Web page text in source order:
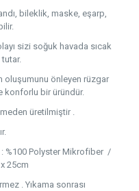
bileklik, maske, eşarp,
sizi soğuk havada sıcak
oluşumunu önleyen rüzgar
konforlu bir üründür.
üretilmiştir .
%100 Polyster Mikrofiber /
25cm
. Yıkama sonrası